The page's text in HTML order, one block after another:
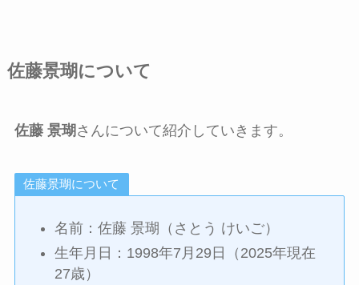
佐藤景瑚について
佐藤 景瑚 さんについて紹介していきます。
佐藤景瑚について
名前：佐藤 景瑚（さとう けいご）
生年月日：1998年7月29日（2025年現在
27歳）